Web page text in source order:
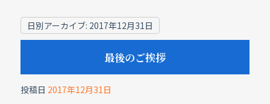
日別アーカイブ: 2017年12月31日
最後のご挨拶
投稿日 2017年12月31日